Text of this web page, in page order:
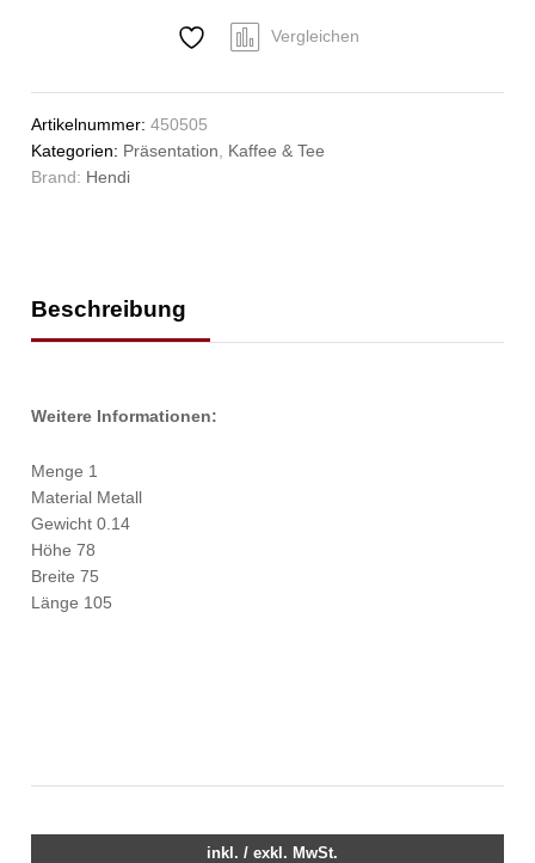
Vergleichen
Artikelnummer:450505
Kategorien: Präsentation
Kaffee & Tee
Brand: Hendi
Beschreibung
Weitere Informationen:
Menge 1
Material Metall
Gewicht 0.14
Höhe 78
Breite 75
Länge 105
inkl. / exkl. MwSt.